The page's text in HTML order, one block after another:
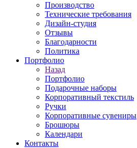
Производство
Технические требования
Дизайн-студия
Отзывы
Благодарности
Политика
Портфолио
Назад
Портфолио
Подарочные наборы
Корпоративный текстиль
Ручки
Корпоративные сувениры
Брошюры
Календари
Контакты